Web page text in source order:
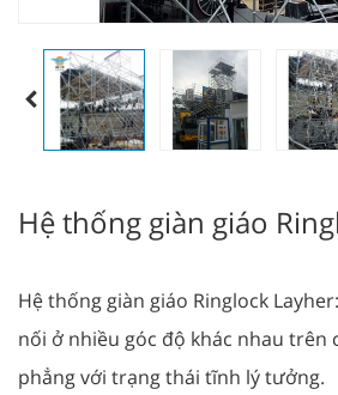
Hệ thống giàn giáo
Hệ thống giàn giáo Ringlock
nối ở nhiều góc độ khác nhau trên
phẳng với trạng thái tĩnh lý tưởng.